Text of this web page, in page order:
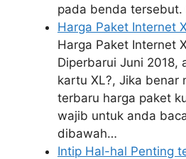
pada benda
Harga Paket Internet
Harga Paket Internet
Diperbarui Juni 2018,
kartu XL?, Jika benar
terbaru harga paket
wajib untuk anda
dibawah…
Intip Hal-hal Penting